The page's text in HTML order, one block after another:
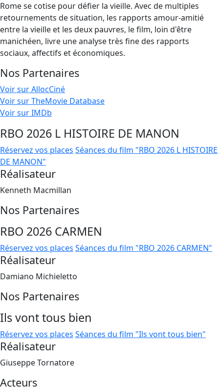
Rome se cotise pour défier la vieille. Avec de multiples
retournements de situation, les rapports amour-amitié
entre la vieille et les deux pauvres, le film, loin d'être
manichéen, livre une analyse très fine des rapports
sociaux, affectifs et économiques.
Nos Partenaires
Voir sur AllocCiné
Voir sur TheMovie Database
Voir sur IMDb
RBO 2026 L HISTOIRE DE MANON
Réservez vos places Séances du film "RBO 2026 L HISTOIRE
DE MANON"
Réalisateur
Kenneth Macmillan
Nos Partenaires
RBO 2026 CARMEN
Réservez vos places Séances du film "RBO 2026 CARMEN"
Réalisateur
Damiano Michieletto
Nos Partenaires
Ils vont tous bien
Réservez vos places Séances du film "Ils vont tous bien"
Réalisateur
Giuseppe Tornatore
Acteurs